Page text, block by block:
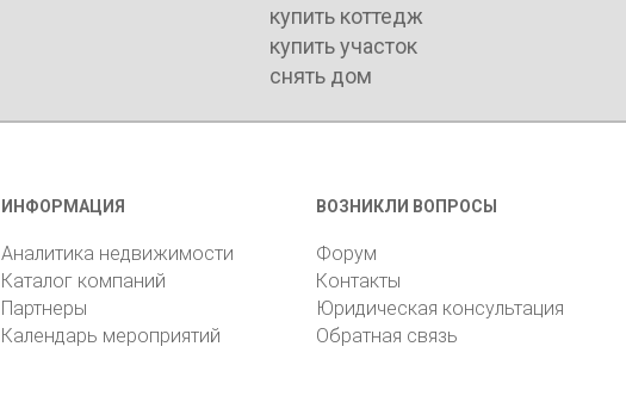
купить коттедж
купить участок
снять дом
ИНФОРМАЦИЯ
Аналитика недвижимости
Каталог компаний
Партнеры
Календарь мероприятий
ВОЗНИКЛИ ВОПРОСЫ
Форум
Контакты
Юридическая консультация
Обратная связь